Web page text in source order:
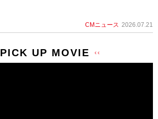
CMニュース 2026.07.21
PICK UP MOVIE